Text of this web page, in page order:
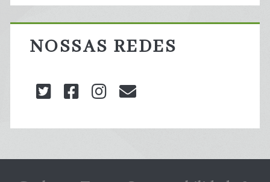
NOSSAS REDES
twitterfacebookinstagram